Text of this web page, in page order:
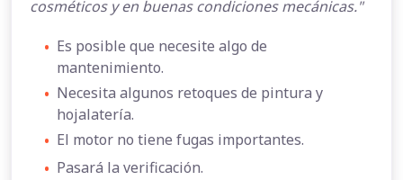
cosméticos y en buenas condiciones mecánicas."
• Es posible que necesite algo de
mantenimiento.
• Necesita algunos retoques de pintura y
hojalatería.
• El motor no tiene fugas importantes.
• Pasará la verificación.